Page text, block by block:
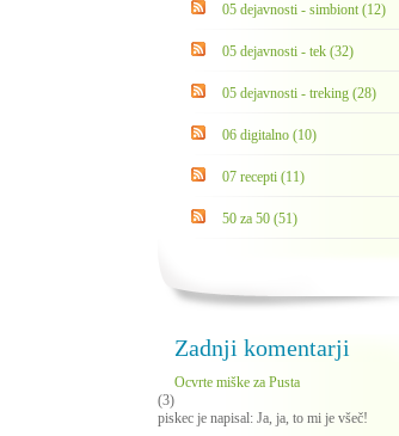
05 dejavnosti - simbiont (12)
05 dejavnosti - tek (32)
05 dejavnosti - treking (28)
06 digitalno (10)
07 recepti (11)
50 za 50 (51)
Zadnji komentarji
Ocvrte miške za Pusta
(3)
piskec je napisal: Ja, ja, to mi je všeč!